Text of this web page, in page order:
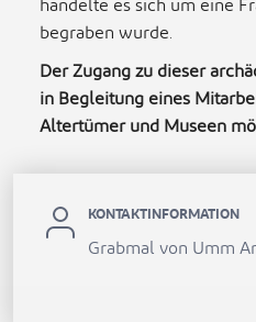
begraben wurde.
Der Zugang zu dieser
in Begleitung eines
Altertümer und Museen
KONTAKTINFORMATION
Grabmal von Umm